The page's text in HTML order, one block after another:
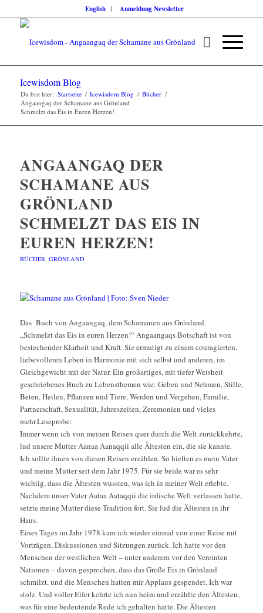
English Anmeldung Newsletter
Icewisdom Blog
Du bist hier: Startseite / Icewisdom Blog / Bücher /
Angaangaq der Schamane aus Grönland
Schmelzt das Eis in Euren Herzen!
ANGAANGAQ DER
SCHAMANE AUS
GRÖNLAND
SCHMELZT DAS EIS IN
EUREN HERZEN!
BÜCHER, GRÖNLAND
Das Buch von Angaangaq, dem Schamanen aus Grönland.
„Schmelzt das Eis in euren Herzen!“ Angaangaqs Botschaft ist von
bestechender Klarheit und Kraft. Sie ermutigt zu einem couragierten,
liebevolleren Leben in Harmonie mit sich selbst und anderen, im
Gleichgewicht mit der Natur. Ein großartiges, mit tiefer Weisheit
geschriebenes Buch zu Lebensthemen wie: Geben und Nehmen, Stille,
Beten, Heilen, Pflanzen und Tiere, Werden und Vergehen, Familie,
Partnerschaft, Sexualität, Jahreszeiten, Zeremonien und vieles
mehr.Leseprobe:
Immer wenn ich von meinen Reisen quer durch die Welt zurückkehrte,
lud unsere Mutter Aanaa Aanaqqii alle Ältesten ein, die sie kannte.
Ich sollte ihnen von diesen Reisen erzählen. So hielten es mein Vater
und meine Mutter seit dem Jahr 1975. Für sie beide war es sehr
wichtig, dass die Ältesten wussten, was ich in meiner Welt erlebte.
Nachdem unser Vater Aataa Aataqqii die irdische Welt verlassen hatte,
setzte meine Mutter diese Tradition fort. Sie lud die Ältesten in ihr
Haus.
Eines Tages im Jahr 1978 kam ich wieder einmal von einer Reise mit
Vorträgen, Diskussionen und Sitzungen zurück. Ich hatte vor den
Menschen der westlichen Welt – unter anderem vor den Vereinten
Nationen – davon gesprochen, dass das Große Eis in Grönland
schmilzt, und die Menschen hatten mir Applaus gespendet. Ich war
stolz. Und voller Eifer kehrte ich nun heim und erzählte den Ältesten,
was für eine bedeutende Rede ich gehalten hatte. Die Ältesten